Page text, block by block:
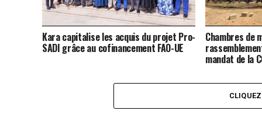
Kara capitalise les acquis du projet Pro-
SADI grâce au cofinancement FAO-UE
Chambres de
mandat de la